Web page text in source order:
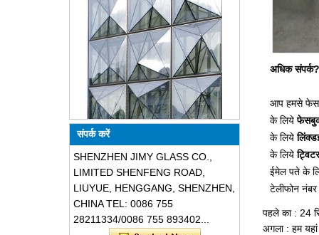
विशेष डिजाइन त्रिभुज आकार संरचनात्मक
ध्वनिरोधी प्रतिरोधी ग्लास facades
संपर्क करें
SHENZHEN JIMY GLASS CO.,
LIMITED SHENFENG ROAD,
LIUYUE, HENGGANG, SHENZHEN,
CHINA TEL: 0086 755
28211334/0086 755 893402...
अधिक संपर्क?
आप हमसे
के लिये
के लिये
के लियेट्विटर
ईमेल पते के
टेलीफोन
पहले का : 24
अगला : हम